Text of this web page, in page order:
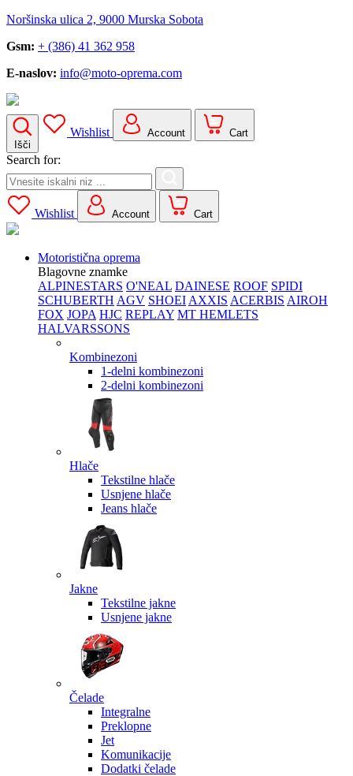
Noršinska ulica 2, 9000 Murska Sobota
Gsm: + (386) 41 362 958
E-naslov: info@moto-oprema.com
Išči
Wishlist Account Cart
Search for:
Wishlist Account Cart
Motoristična oprema
Blagovne znamke
ALPINESTARS O'NEAL DAINESE ROOF SPIDI
SCHUBERTH AGV SHOEI AXXIS ACERBIS AIROH
FOX JOPA HJC REPLAY MT HEMLETS
HALVARSSONS
Kombinezoni
1-delni kombinezoni
2-delni kombinezoni
Hlače
Tekstilne hlače
Usnjene hlače
Jeans hlače
Jakne
Tekstilne jakne
Usnjene jakne
Čelade
Integralne
Preklopne
Jet
Komunikacije
Dodatki čelade